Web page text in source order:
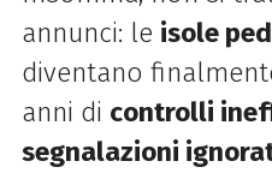
annunci: le isole
diventano
anni di controlli
segnalazioni